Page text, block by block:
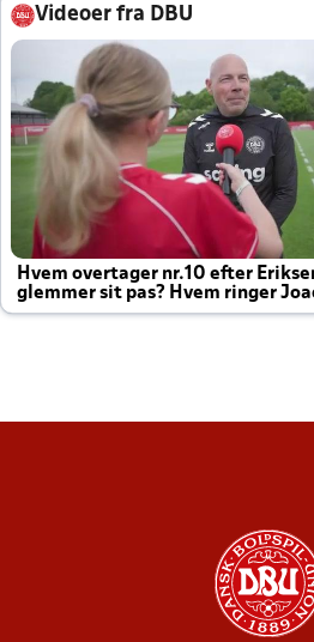
Videoer fra DBU
Hvem overtager nr.10 efter
glemmer sit pas? Hvem ringer
altid til efter kampe?